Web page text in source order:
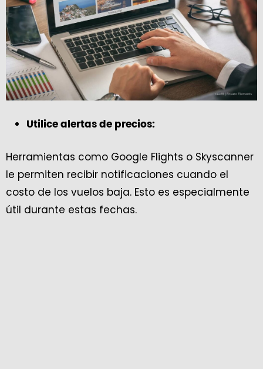
Utilice alertas de precios:
Herramientas como Google Flights o Skyscanner
le permiten recibir notificaciones cuando el
costo de los vuelos baja. Esto es especialmente
útil durante estas fechas.